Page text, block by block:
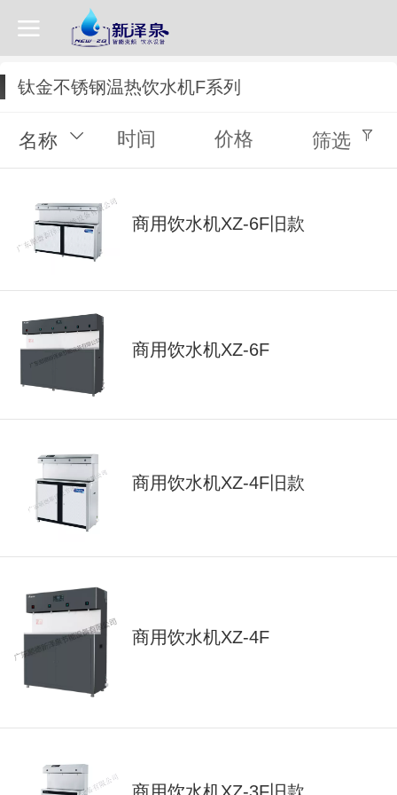
钛金不锈钢温热饮水机F系列
名称 时间 价格 筛选
商用饮水机XZ-6F旧款
商用饮水机XZ-6F
商用饮水机XZ-4F旧款
商用饮水机XZ-4F